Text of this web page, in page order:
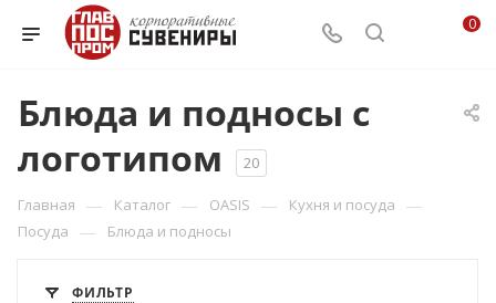
0
Блюда и подносы с
логотипом
20
Главная — Каталог — OASIS — Кухня и посуда —
Посуда — Блюда и подносы
ФИЛЬТР